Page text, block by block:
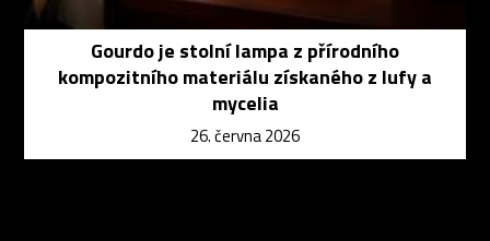
Gourdo je stolní lampa z přírodního
kompozitního materiálu získaného z lufy a
mycelia
26. června 2026